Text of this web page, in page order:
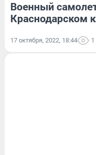
Военный
Краснодарском
17 октября, 2022, 18:44 1